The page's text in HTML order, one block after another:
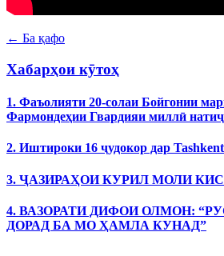
← Ба қафо
Хабарҳои кӯтоҳ
1. Фаъолияти 20-солаи Бойгонии
Фармондеҳии Гвардияи миллӣ
2. Иштироки 16 ҷудокор дар
3. ҶАЗИРАҲОИ КУРИЛ МОЛИ
4. ВАЗОРАТИ ДИФОИ ОЛМОН:
ДОРАД БА МО ҲАМЛА КУНАД”